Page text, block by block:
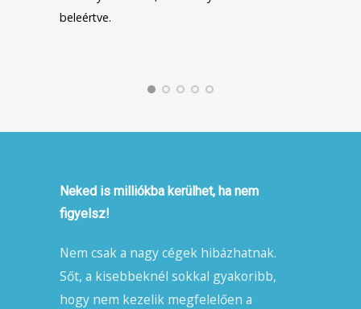
beleértve.
Neked is milliókba kerülhet, ha nem
figyelsz!
Nem csak a nagy cégek hibázhatnak.
Sőt, a kisebbeknél sokkal gyakoribb,
hogy nem kezelik megfelelően a